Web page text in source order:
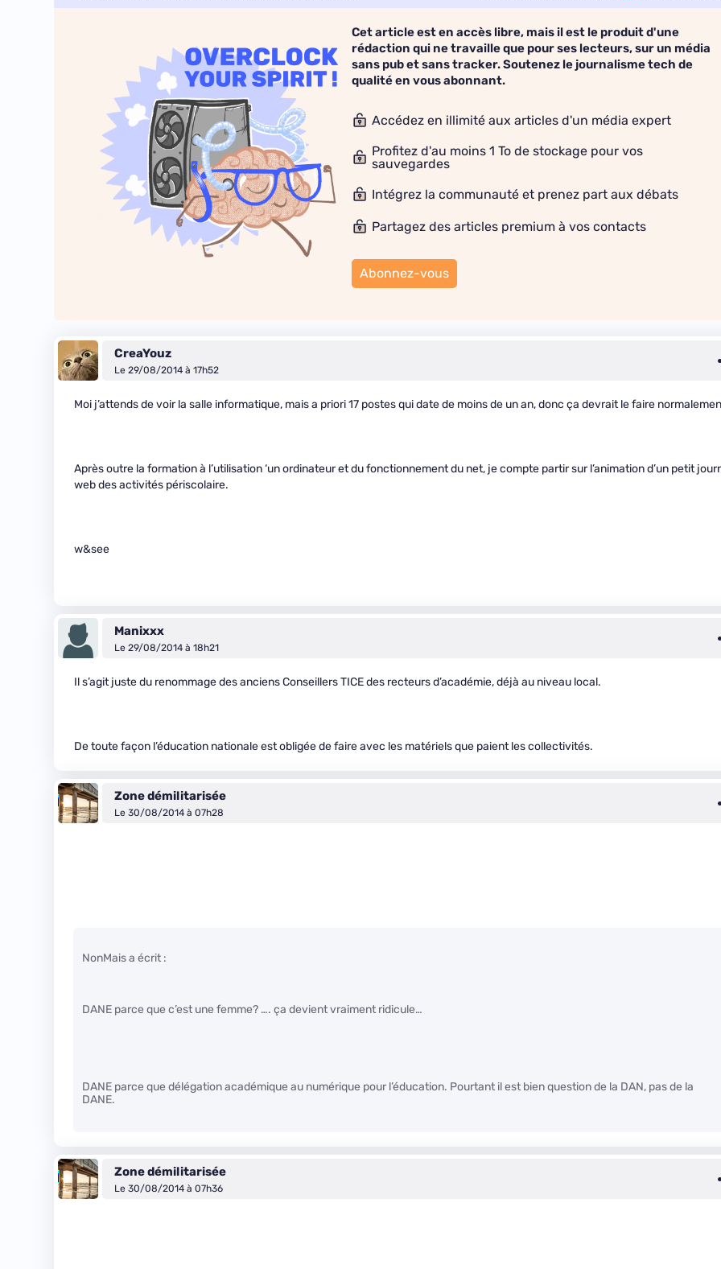
Cet article est en accès libre, mais il est le produit d'une
rédaction qui ne travaille que pour ses lecteurs, sur un média
sans pub et sans tracker. Soutenez le journalisme tech de
qualité en vous abonnant.
Accédez en illimité aux articles d'un média expert
Profitez d'au moins 1 To de stockage pour vos
sauvegardes
Intégrez la communauté et prenez part aux débats
Partagez des articles premium à vos contacts
Abonnez-vous
CreaYouz
Le 29/08/2014 à 17h52
Moi j’attends de voir la salle informatique, mais a priori 17 postes qui date de moins de un an, donc ça devrait le faire
Après outre la formation à l’utilisation ‘un ordinateur et du fonctionnement du net, je compte partir sur l’animation d’un petit
web des activités périscolaire.
w&see
Manixxx
Le 29/08/2014 à 18h21
Il s’agit juste du renommage des anciens Conseillers TICE des recteurs d’académie, déjà au niveau local.
De toute façon l’éducation nationale est obligée de faire avec les matériels que paient les collectivités.
Zone démilitarisée
Le 30/08/2014 à 07h28
NonMais a écrit :
DANE parce que c’est une femme? …. ça devient vraiment ridicule…
DANE parce que délégation académique au numérique pour l’éducation. Pourtant il est bien question de la DAN, pas de la
DANE.
Zone démilitarisée
Le 30/08/2014 à 07h36